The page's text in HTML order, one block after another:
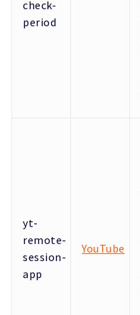
check-
period
yt-
remote-
session-
app
YouTube